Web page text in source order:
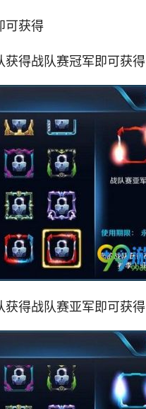
可获得
得战队赛冠军即可获得
得战队赛亚军即可获得